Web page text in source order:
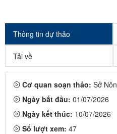
Thông tin dự thảo
Tải về
Cơ quan soạn thảo: Sở
Ngày bắt đầu: 01/07/2026
Ngày kết thúc: 10/07/2026
Số lượt xem: 47